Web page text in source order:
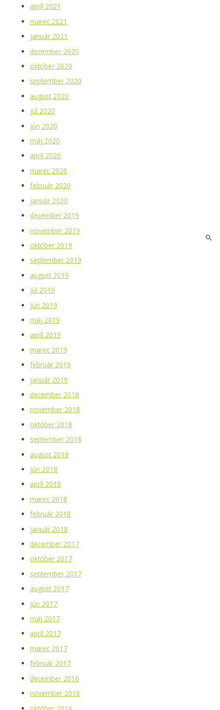
apríl 2021
marec 2021
január 2021
december 2020
október 2020
september 2020
august 2020
júl 2020
jún 2020
máj 2020
apríl 2020
marec 2020
február 2020
január 2020
december 2019
november 2019
október 2019
september 2019
august 2019
júl 2019
jún 2019
máj 2019
apríl 2019
marec 2019
február 2019
január 2019
december 2018
november 2018
október 2018
september 2018
august 2018
jún 2018
apríl 2018
marec 2018
február 2018
január 2018
december 2017
október 2017
september 2017
august 2017
jún 2017
máj 2017
apríl 2017
marec 2017
február 2017
december 2016
november 2016
október 2016